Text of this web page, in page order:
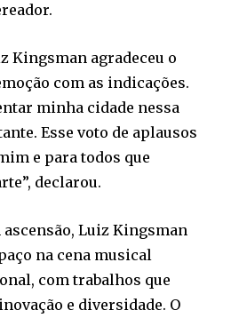
Kingsman agradeceu o
com as indicações.
minha cidade nessa
Esse voto de aplausos
e para todos que
declarou.
Luiz Kingsman
na cena musical
com trabalhos que
e diversidade. O